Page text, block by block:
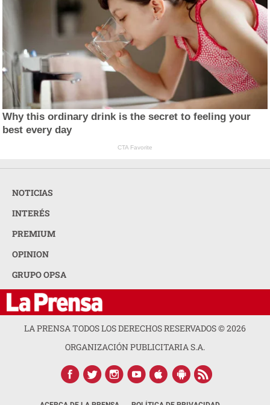
Why this ordinary drink is the secret to feeling your
best every day
CTA Favorite
NOTICIAS
INTERÉS
PREMIUM
OPINION
GRUPO OPSA
LA PRENSA TODOS LOS DERECHOS RESERVADOS ©2026
ORGANIZACIÓN PUBLICITARIA S.A.